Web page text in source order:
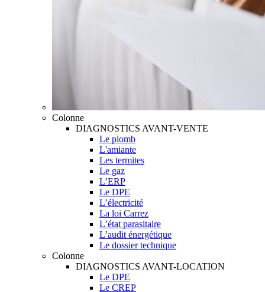
Colonne
DIAGNOSTICS AVANT-VENTE
Le plomb
L'amiante
Les termites
Le gaz
L’ERP
Le DPE
L’électricité
La loi Carrez
L’état parasitaire
L’audit énergétique
Le dossier technique
Colonne
DIAGNOSTICS AVANT-LOCATION
Le DPE
Le CREP